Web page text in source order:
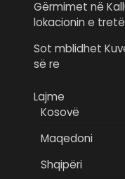
Gërmimet në
lokacionin e tretë
Sot mblidhet
së re
Lajme
Kosovë
Maqedoni
Shqipëri